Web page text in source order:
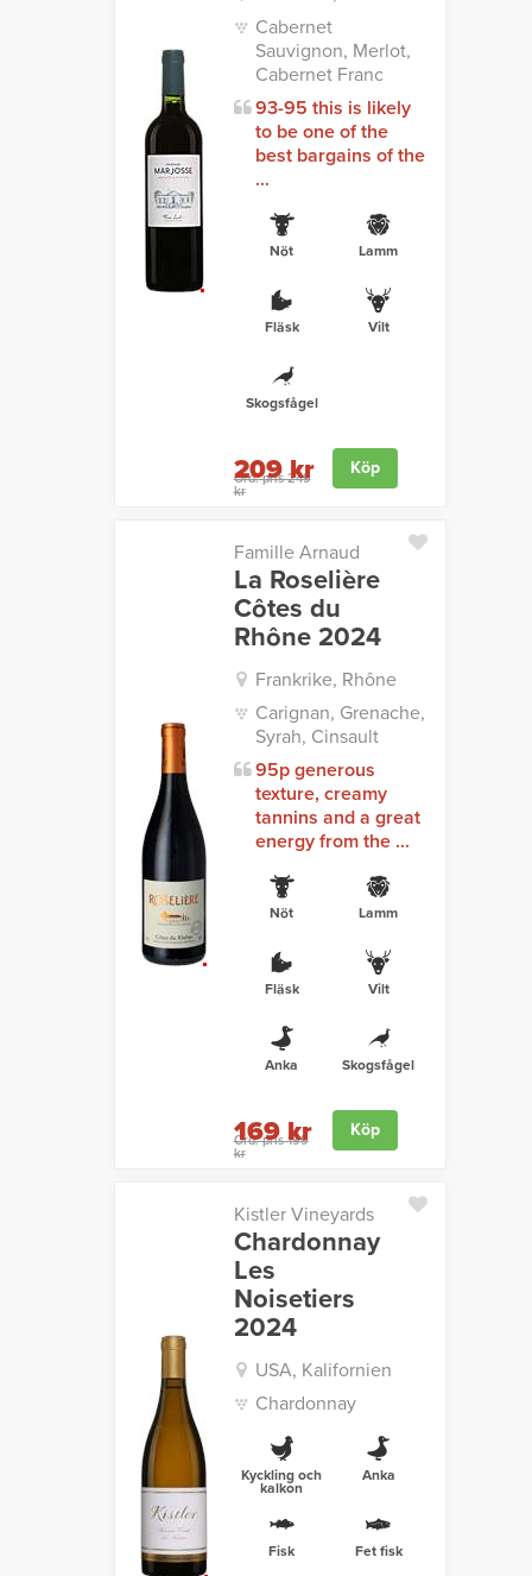
Cabernet
Sauvignon, Merlot,
Cabernet Franc
93-95 this is likely
to be one of the
best bargains of the
...
Nöt Lamm
Fläsk Vilt
Skogsfågel
Ord. pris 249
kr
209 kr Köp
Famille Arnaud
La Roselière
Côtes du
Rhône 2024
Frankrike, Rhône
Carignan, Grenache,
Syrah, Cinsault
95p generous
texture, creamy
tannins and a great
energy from the ...
Nöt Lamm
Fläsk Vilt
Anka Skogsfågel
Ord. pris 199
kr
169 kr Köp
Kistler Vineyards
Chardonnay
Les
Noisetiers
2024
USA, Kalifornien
Chardonnay
Kyckling och
kalkon
Anka
Fisk Fet fisk